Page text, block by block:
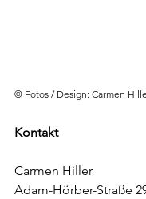
© Fotos / Design: Carmen
Kontakt
Carmen Hiller
Adam-Hörber-Straße